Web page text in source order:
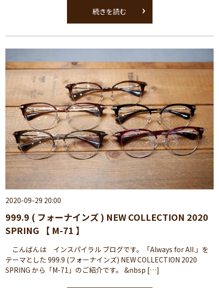
続きを読む
2020-09-29 20:00
999.9 ( フォーナインズ ) NEW COLLECTION 2020
SPRING 【 M-71 】
こんばんは インスパイラル ブログです。「Always for AII.」を
テーマとした 999.9 (フォーナインズ) NEW COLLECTION 2020
SPRING から「M-71」のご紹介です。 &nbsp […]